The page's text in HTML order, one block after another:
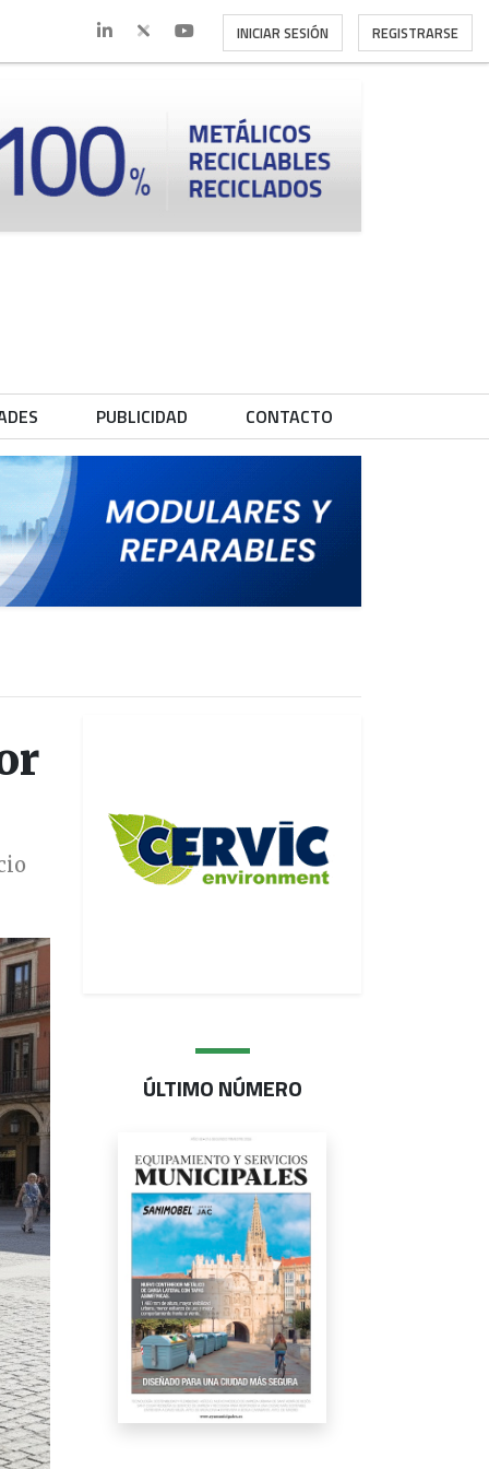
INICIAR SESIÓN REGISTRARSE
PUBLICIDAD CONTACTO
ÚLTIMO NÚMERO